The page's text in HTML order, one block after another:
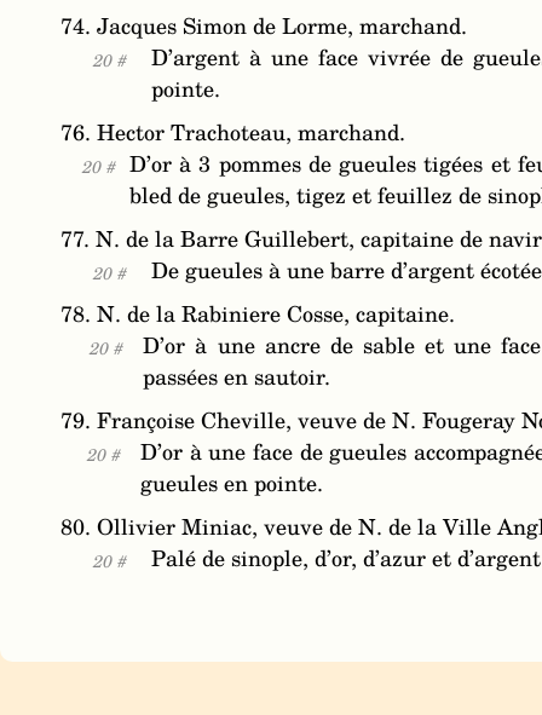
74. Jacques Simon de Lorme, marchand.
20 #
D’argent à une face vivrée de
pointe.
76. Hector Trachoteau, marchand.
20 # D’or à 3 pommes de gueules tigées et
bled de gueules, tigez et feuillez de
77. N. de la Barre Guillebert, capitaine de
20 #
De gueules à une barre d’argent
78. N. de la Rabiniere Cosse, capitaine.
20 #
D’or à une ancre de sable et une
passées en sautoir.
79. Françoise Cheville, veuve de N. Fougeray
20 #
D’or à une face de gueules
gueules en pointe.
80. Ollivier Miniac, veuve de N. de la Ville
20 # Palé de sinople, d’or, d’azur et